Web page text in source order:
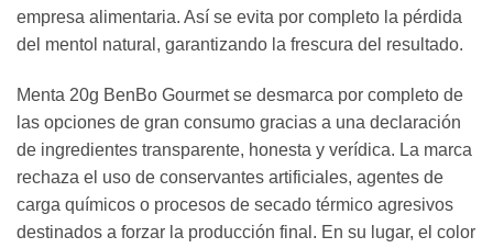
empresa alimentaria. Así se evita por completo la pérdida
del mentol natural, garantizando la frescura del resultado.
Menta 20g BenBo Gourmet se desmarca por completo de
las opciones de gran consumo gracias a una declaración
de ingredientes transparente, honesta y verídica. La marca
rechaza el uso de conservantes artificiales, agentes de
carga químicos o procesos de secado térmico agresivos
destinados a forzar la producción final. En su lugar, el color